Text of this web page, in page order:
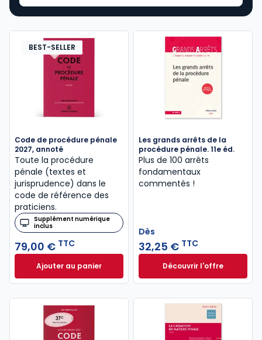
BEST-SELLER
Code de procédure pénale
2027, annoté
Toute la procédure
pénale (textes et
jurisprudence) dans le
code de référence des
praticiens.
Supplément numérique
inclus
79,00 € TTC
Ajouter au panierCode de procédure pénale 2027, annoté à 79,00 €
Les grands arrêts de la
procédure pénale. 11e éd.
Plus de 100 arrêts
fondamentaux
commentés !
Dès
32,25 € TTC
Découvrir l'offre
Les grands
Dès